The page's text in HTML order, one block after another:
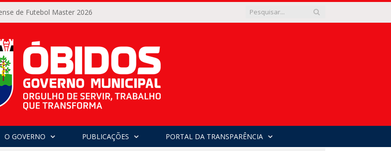
de Futebol Master 2026
O GOVERNO PUBLICAÇÕES PORTAL DA TRANSPARÊNCIA